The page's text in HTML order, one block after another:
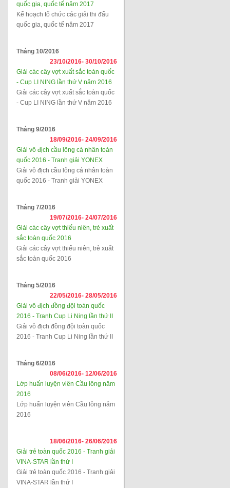
quốc gia, quốc tế năm 2017
Kế hoạch tổ chức các giải thi đấu
quốc gia, quốc tế năm 2017
Tháng 10/2016
23/10/2016- 30/10/2016
Giải các cây vợt xuất sắc toàn quốc
- Cup LI NING lần thứ V năm 2016
Giải các cây vợt xuất sắc toàn quốc
- Cup LI NING lần thứ V năm 2016
Tháng 9/2016
18/09/2016- 24/09/2016
Giải vô địch cầu lông cá nhân toàn
quốc 2016 - Tranh giải YONEX
Giải vô địch cầu lông cá nhân toàn
quốc 2016 - Tranh giải YONEX
Tháng 7/2016
19/07/2016- 24/07/2016
Giải các cây vợt thiếu niên, trẻ xuất
sắc toàn quốc 2016
Giải các cây vợt thiếu niên, trẻ xuất
sắc toàn quốc 2016
Tháng 5/2016
22/05/2016- 28/05/2016
Giải vô địch đồng đội toàn quốc
2016 - Tranh Cup Li Ning lần thứ II
Giải vô địch đồng đội toàn quốc
2016 - Tranh Cup Li Ning lần thứ II
Tháng 6/2016
08/06/2016- 12/06/2016
Lớp huấn luyện viên Cầu lông năm
2016
Lớp huấn luyện viên Cầu lông năm
2016
18/06/2016- 26/06/2016
Giải trẻ toàn quốc 2016 - Tranh giải
VINA-STAR lần thứ I
Giải trẻ toàn quốc 2016 - Tranh giải
VINA-STAR lần thứ I